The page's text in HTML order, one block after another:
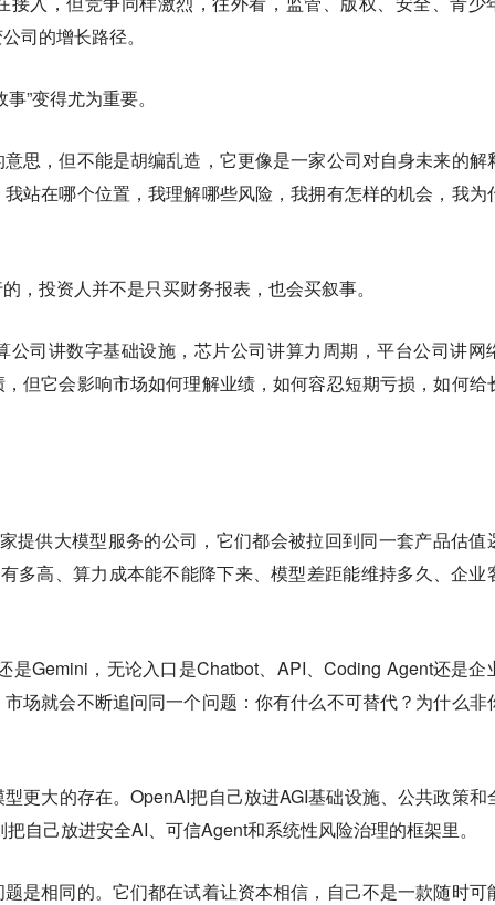
司的增长路径。
”变得尤为重要。
思，但不能是胡编乱造，它更像是一家公司对自身未来的解
站在哪个位置，我理解哪些风险，我拥有怎样的机会，我为
，投资人并不是只买财务报表，也会买叙事。
公司讲数字基础设施，芯片公司讲算力周期，平台公司讲网
但它会影响市场如何理解业绩，如何容忍短期亏损，如何给
提供大模型服务的公司，它们都会被拉回到同一套产品估值
多高、算力成本能不能降下来、模型差距能维持多久、企业
是Gemini，无论入口是Chatbot、API、Coding Agent还是企
场就会不断追问同一个问题：你有什么不可替代？为什么非
更大的存在。OpenAI把自己放进AGI基础设施、公共政策和
自己放进安全AI、可信Agent和系统性风险治理的框架里。
是相同的。它们都在试着让资本相信，自己不是一款随时可